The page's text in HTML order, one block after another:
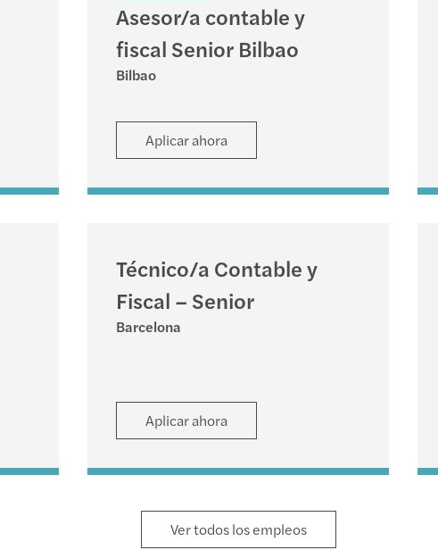
Asesor/a contable y
fiscal Senior Bilbao
Bilbao
Aplicar ahora
Técnico/a Contable y
Fiscal – Senior
Barcelona
Aplicar ahora
Ver todos los empleos